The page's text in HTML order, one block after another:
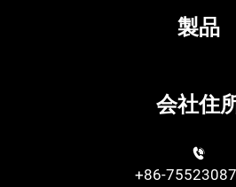
製品
会社住
+86-